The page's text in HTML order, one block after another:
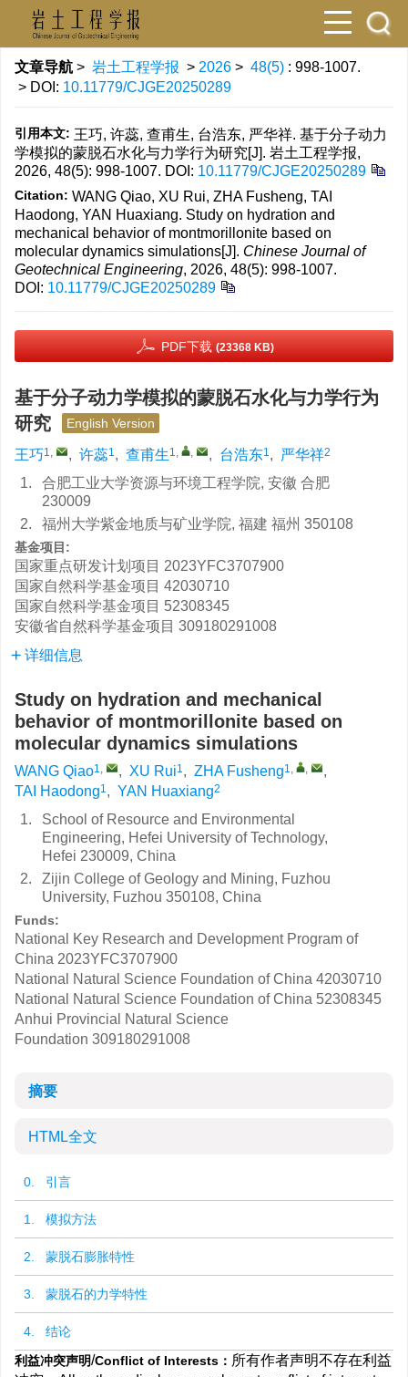
文章导航 > 岩土工程学报 > 2026 > 48(5) : 998-1007.
> DOI: 10.11779/CJGE20250289
引用本文: 王巧, 许蕊, 查甫生, 台浩东, 严华祥. 基于分子动力
学模拟的蒙脱石水化与力学行为研究[J]. 岩土工程学报,
2026, 48(5): 998-1007. DOI: 10.11779/CJGE20250289
Citation: WANG Qiao, XU Rui, ZHA Fusheng, TAI
Haodong, YAN Huaxiang. Study on hydration and
mechanical behavior of montmorillonite based on
molecular dynamics simulations[J]. Chinese Journal of
Geotechnical Engineering, 2026, 48(5): 998-1007.
DOI: 10.11779/CJGE20250289
PDF下载 (23368 KB)
基于分子动力学模拟的蒙脱石水化与力学行为
研究
English Version
王巧1, , 许蕊1, 查甫生1, , , 台浩东1, 严华祥2
1.
合肥工业大学资源与环境工程学院, 安徽 合肥
230009
2.
福州大学紫金地质与矿业学院, 福建 福州 350108
基金项目:
国家重点研发计划项目 2023YFC3707900
国家自然科学基金项目 42030710
国家自然科学基金项目 52308345
安徽省自然科学基金项目 309180291008
详细信息
Study on hydration and mechanical
behavior of montmorillonite based on
molecular dynamics simulations
WANG Qiao1, , XU Rui1, ZHA Fusheng1, ,
,
TAI Haodong1, YAN Huaxiang2
1.
School of Resource and Environmental
Engineering, Hefei University of Technology,
Hefei 230009, China
2.
Zijin College of Geology and Mining, Fuzhou
University, Fuzhou 350108, China
Funds:
National Key Research and Development Program of
China 2023YFC3707900
National Natural Science Foundation of China 42030710
National Natural Science Foundation of China 52308345
Anhui Provincial Natural Science
Foundation 309180291008
摘要
HTML全文
0. 引言
1. 模拟方法
2. 蒙脱石膨胀特性
3. 蒙脱石的力学特性
4. 结论
利益冲突声明/Conflict of Interests： 所有作者声明不存在利益